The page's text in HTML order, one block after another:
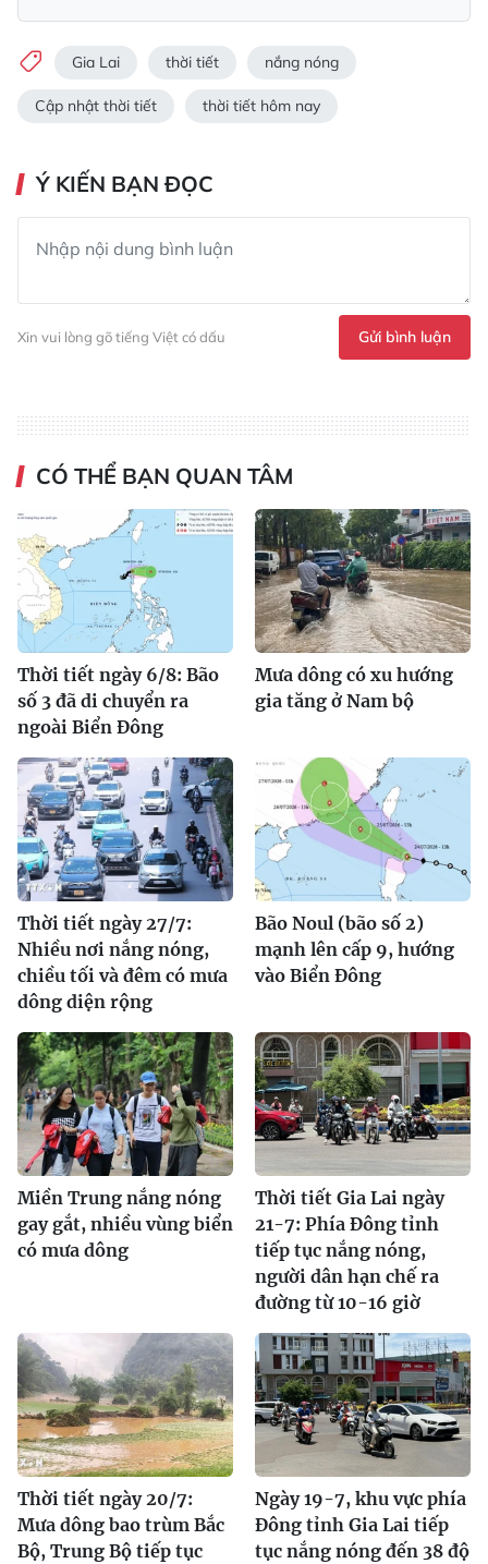
Gia Lai thời tiết nắng nóng
Cập nhật thời tiết thời tiết hôm nay
Ý KIẾN BẠN ĐỌC
Xin vui lòng gõ tiếng Việt có dấu Gửi bình luận
CÓ THỂ BẠN QUAN TÂM
Thời tiết ngày 6/8: Bão
số 3 đã di chuyển ra
ngoài Biển Đông
Mưa dông có xu hướng
gia tăng ở Nam bộ
Thời tiết ngày 27/7:
Nhiều nơi nắng nóng,
chiều tối và đêm có mưa
dông diện rộng
Bão Noul (bão số 2)
mạnh lên cấp 9, hướng
vào Biển Đông
Miền Trung nắng nóng
gay gắt, nhiều vùng biển
có mưa dông
Thời tiết Gia Lai ngày
21-7: Phía Đông tỉnh
tiếp tục nắng nóng,
người dân hạn chế ra
đường từ 10-16 giờ
Thời tiết ngày 20/7:
Mưa dông bao trùm Bắc
Bộ, Trung Bộ tiếp tục
Ngày 19-7, khu vực phía
Đông tỉnh Gia Lai tiếp
tục nắng nóng đến 38 độ